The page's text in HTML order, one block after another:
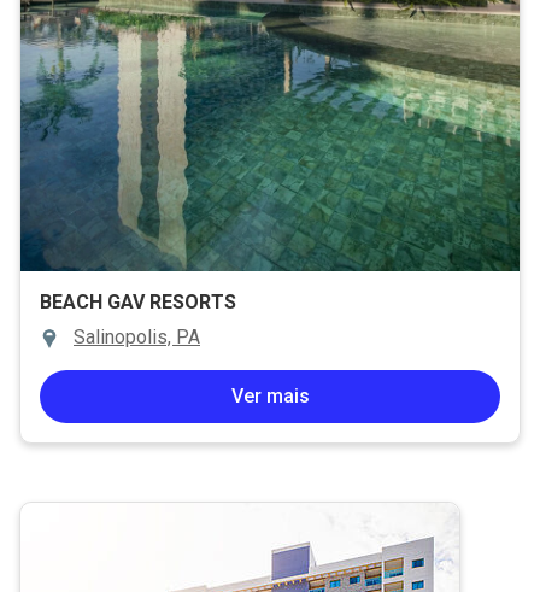
BEACH GAV RESORTS
Salinopolis, PA
Ver mais